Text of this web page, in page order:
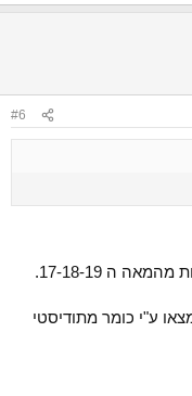
#6
ה 17-18-19.
ע"י כומר מתודיסטי